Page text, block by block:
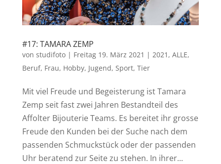
#17: TAMARA ZEMP
von studifoto| Freitag 19. März 2021 | 2021 , ALLE,
Beruf, Frau, Hobby, Jugend, Sport, Tier
Mit viel Freude und Begeisterung ist Tamara
Zemp seit fast zwei Jahren Bestandteil des
Affolter Bijouterie Teams. Es bereitet ihr grosse
Freude den Kunden bei der Suche nach dem
passenden Schmuckstück oder der passenden
Uhr beratend zur Seite zu stehen. In ihrer...